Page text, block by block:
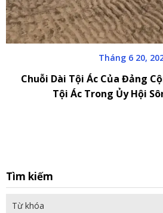
Tháng 6 20,
Chuỗi Dài Tội Ác Của Đảng
Tội Ác Trong Ủy Hội
Tìm kiếm